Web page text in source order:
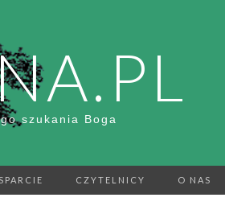
szukania Boga
CZYTELNICY O NAS